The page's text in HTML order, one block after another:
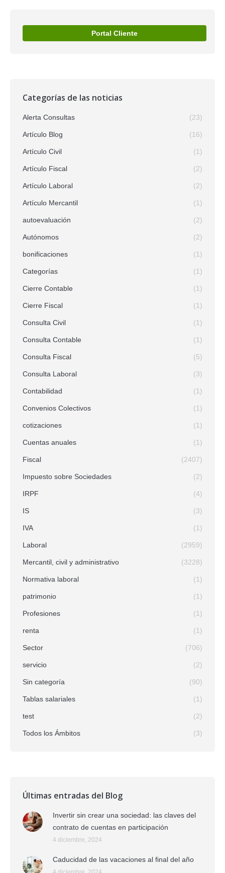
Portal Cliente
Categorías de las noticias
Alerta Consultas (23)
Artículo Blog (16)
Artículo Civil (1)
Artículo Fiscal (2)
Artículo Laboral (2)
Artículo Mercantil (1)
autoevaluación (2)
Autónomos (2)
bonificaciones (1)
Categorías (1)
Cierre Contable (1)
Cierre Fiscal (1)
Consulta Civil (1)
Consulta Contable (1)
Consulta Fiscal (5)
Consulta Laboral (3)
Contabilidad (1)
Convenios Colectivos (1)
cotizaciones (1)
Cuentas anuales (1)
Fiscal (2407)
Impuesto sobre Sociedades (2)
IRPF (4)
IS (3)
IVA (1)
Laboral (2959)
Mercantil, civil y administrativo (3228)
Normativa laboral (1)
patrimonio (1)
Profesiones (1)
renta (1)
Sector (706)
servicio (2)
Sin categoría (90)
Tablas salariales (1)
test (2)
Todos los Ámbitos (3)
Últimas entradas del Blog
Invertir sin crear una sociedad: las claves del
contrato de cuentas en participación
4 diciembre, 2024
Caducidad de las vacaciones al final del año